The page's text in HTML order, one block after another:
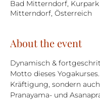
Bad Mitterndorf, Kurpark
Mitterndorf, Österreich
About the event
Dynamisch &
Motto dieses
Kräftigung, sondern
Pranayama- und